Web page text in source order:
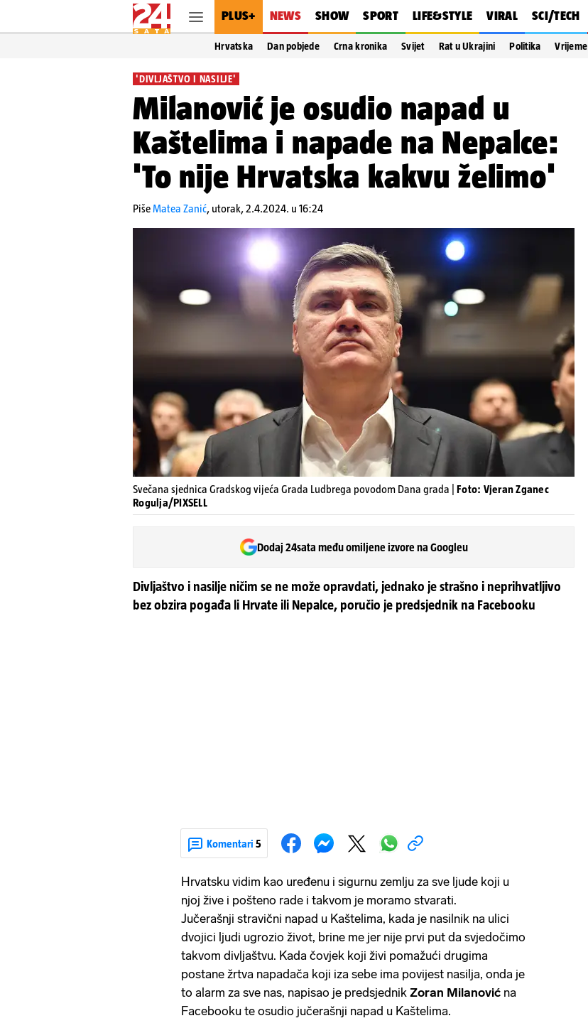
PLUS+ NEWS SHOW SPORT LIFE&STYLE VIRAL SCI/TECH
Hrvatska Dan pobjede Crna kronika Svijet Rat u Ukrajini Politika Vrijeme
'DIVLJAŠTVO I NASILJE'
Milanović je osudio napad u
Kaštelima i napade na Nepalce:
'To nije Hrvatska kakvu želimo'
PišeMatea Zanić, utorak, 2.4.2024. u 16:24
Svečana sjednica Gradskog vijeća Grada Ludbrega povodom Dana grada | Foto: Vjeran Zganec
Rogulja/PIXSELL
Dodaj 24sata među omiljene izvore na Googleu
Divljaštvo i nasilje ničim se ne može opravdati, jednako je strašno i neprihvatljivo
bez obzira pogađa li Hrvate ili Nepalce, poručio je predsjednik na Facebooku
Komentari 5
Hrvatsku vidim kao uređenu i sigurnu zemlju za sve ljude koji u
njoj žive i pošteno rade i takvom je moramo stvarati.
Jučerašnji stravični napad u Kaštelima, kada je nasilnik na ulici
dvojici ljudi ugrozio život, brine me jer nije prvi put da svjedočimo
takvom divljaštvu. Kada čovjek koji živi pomažući drugima
postane žrtva napadača koji iza sebe ima povijest nasilja, onda je
to alarm za sve nas, napisao je predsjednik Zoran Milanović na
Facebooku te osudio jučerašnji napad u Kaštelima.